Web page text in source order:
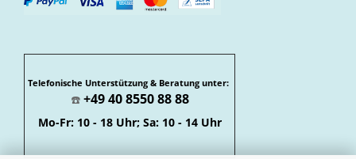
Telefonische Unterstützung & Beratung unter:
☎️ +49 40 8550 88 88
Mo-Fr: 10 - 18 Uhr; Sa: 10 - 14 Uhr